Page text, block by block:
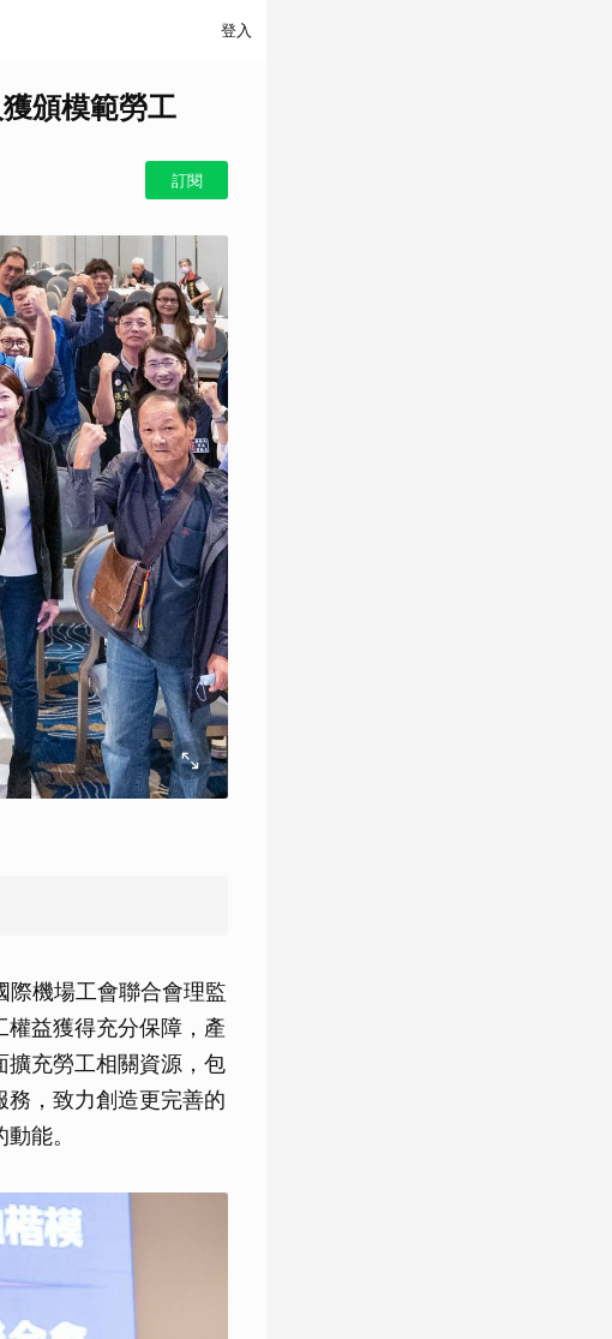
登入
頒模範勞工
訂閱
際機場工會聯合會理監
益獲得充分保障，產
擴充勞工相關資源，包
，致力創造更完善的
能。